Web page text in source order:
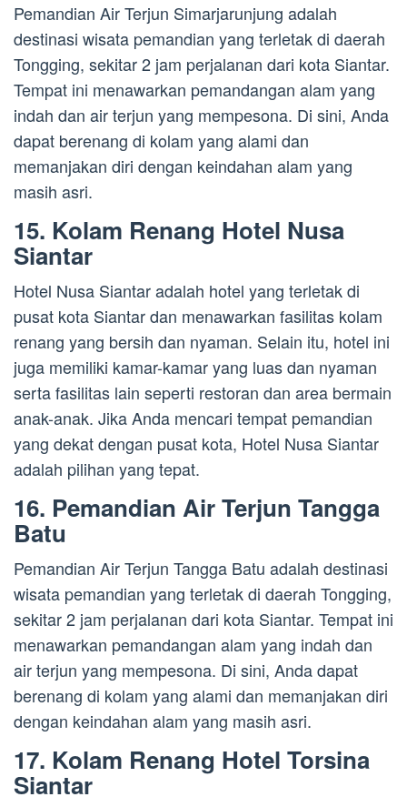
Pemandian Air Terjun Simarjarunjung adalah
destinasi wisata pemandian yang terletak di daerah
Tongging, sekitar 2 jam perjalanan dari kota Siantar.
Tempat ini menawarkan pemandangan alam yang
indah dan air terjun yang mempesona. Di sini, Anda
dapat berenang di kolam yang alami dan
memanjakan diri dengan keindahan alam yang
masih asri.
15. Kolam Renang Hotel Nusa
Siantar
Hotel Nusa Siantar adalah hotel yang terletak di
pusat kota Siantar dan menawarkan fasilitas kolam
renang yang bersih dan nyaman. Selain itu, hotel ini
juga memiliki kamar-kamar yang luas dan nyaman
serta fasilitas lain seperti restoran dan area bermain
anak-anak. Jika Anda mencari tempat pemandian
yang dekat dengan pusat kota, Hotel Nusa Siantar
adalah pilihan yang tepat.
16. Pemandian Air Terjun Tangga
Batu
Pemandian Air Terjun Tangga Batu adalah destinasi
wisata pemandian yang terletak di daerah Tongging,
sekitar 2 jam perjalanan dari kota Siantar. Tempat ini
menawarkan pemandangan alam yang indah dan
air terjun yang mempesona. Di sini, Anda dapat
berenang di kolam yang alami dan memanjakan diri
dengan keindahan alam yang masih asri.
17. Kolam Renang Hotel Torsina
Siantar